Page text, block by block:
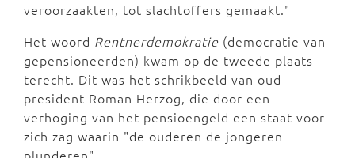
veroorzaakten, tot slachtoffers gemaakt."
Het woord Rentnerdemokratie (democratie van
gepensioneerden) kwam op de tweede plaats
terecht. Dit was het schrikbeeld van oud-
president Roman Herzog, die door een
verhoging van het pensioengeld een staat voor
zich zag waarin "de ouderen de jongeren